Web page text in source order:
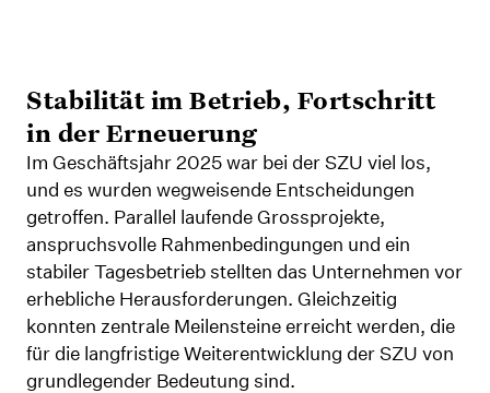
Stabilität
im
Betrieb,
Fortschritt
in
der
Erneuerung
Stabilität im Betrieb, Fortschritt
in der Erneuerung
Im Geschäftsjahr 2025 war bei der SZU viel los,
und es wurden wegweisende Entscheidungen
getroffen. Parallel laufende Grossprojekte,
anspruchsvolle Rahmenbedingungen und ein
stabiler Tagesbetrieb stellten das Unternehmen vor
erhebliche Herausforderungen. Gleichzeitig
konnten zentrale Meilensteine erreicht werden, die
für die langfristige Weiterentwicklung der SZU von
grundlegender Bedeutung sind.